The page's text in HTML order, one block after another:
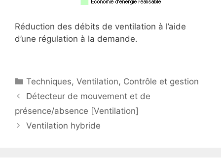
Réduction des débits de ventilation à l’aide
d’une régulation à la demande.
Catégories
Techniques,Ventilation, Contrôle et gestion
Détecteur de mouvement et de
présence/absence [Ventilation]
Ventilation hybride